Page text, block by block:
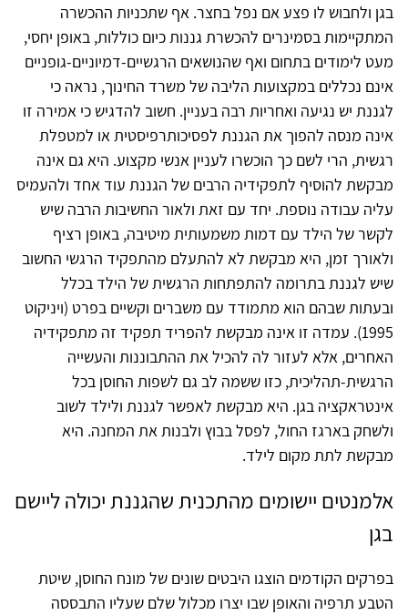
בגן ולחבוש לו פצע אם נפל בחצר. אף שתכניות ההכשרה
המתקיימות בסמינרים להכשרת גננות כיום כוללות, באופן יחסי,
מעט לימודים בתחום ואף שהנושאים הרגשיים-דמיוניים-גופניים
אינם נכללים במקצועות הליבה של משרד החינוך, נראה כי
לגננת יש נגיעה ואחריות רבה בעניין. חשוב להדגיש כי אמירה זו
אינה מנסה להפוך את הגננת לפסיכותרפיסטית או למטפלת
רגשית, הרי לשם כך הוכשרו לעניין אנשי מקצוע. היא גם אינה
מבקשת להוסיף לתפקידיה הרבים של הגננת עוד אחד ולהעמיס
עליה עבודה נוספת. יחד עם זאת ולאור החשיבות הרבה שיש
לקשר של הילד עם דמות משמעותית מיטיבה, באופן רציף
ולאורך זמן, היא מבקשת לא להתעלם מהתפקיד הרגשי החשוב
שיש לגננת בתרומה להתפתחות הרגשית של הילד בכלל
ובעתות שבהם הוא מתמודד עם משברים וקשיים בפרט (ויניקוט
1995). עמדה זו אינה מבקשת להפריד תפקיד זה מתפקידיה
האחרים, אלא לעזור לה להכיל את ההתבוננות והעשייה
הרגשית-תהליכית, כזו ששמה לב גם לשפות החוסן בכל
אינטראקציה בגן. היא מבקשת לאפשר לגננת ולילד לשוב
ולשחק בארגז החול, לפסל בבוץ ולבנות את המחנה. היא
מבקשת לתת מקום לילד.
אלמנטים יישומים מהתכנית שהגננת יכולה ליישם
בגן
בפרקים הקודמים הוצגו היבטים שונים של מונח החוסן, שיטת
הטבע תרפיה והאופן שבו יצרו מכלול שלם שעליו התבססה